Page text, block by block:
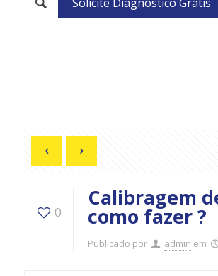
0
Calibragem
como fazer ?
Publicado por admin em